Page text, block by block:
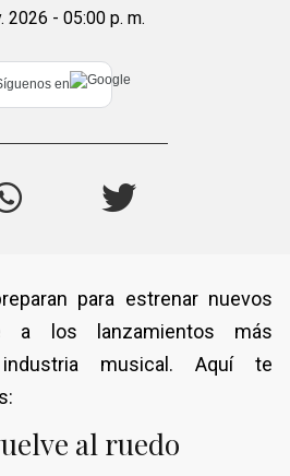
2026 - 05:00 p. m.
en
para estrenar nuevos
a los lanzamientos más
musical. Aquí te
al ruedo